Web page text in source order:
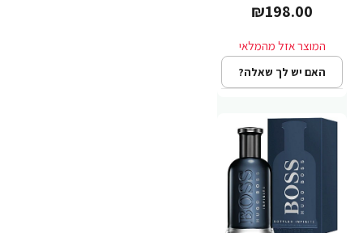
מבית Hugo Boss₪198.00
האם יש לך שאלה?